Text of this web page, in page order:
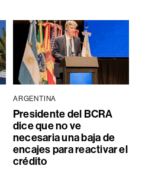
ARGENTINA
Presidente del BCRA
dice que no ve
necesaria una baja de
encajes para reactivar el
crédito